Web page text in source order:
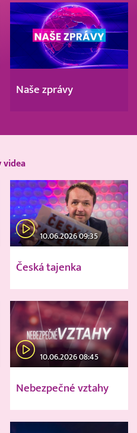
Naše zprávy
videa
10.06.2026 09:35
Česká tajenka
10.06.2026 08:45
Nebezpečné vztahy